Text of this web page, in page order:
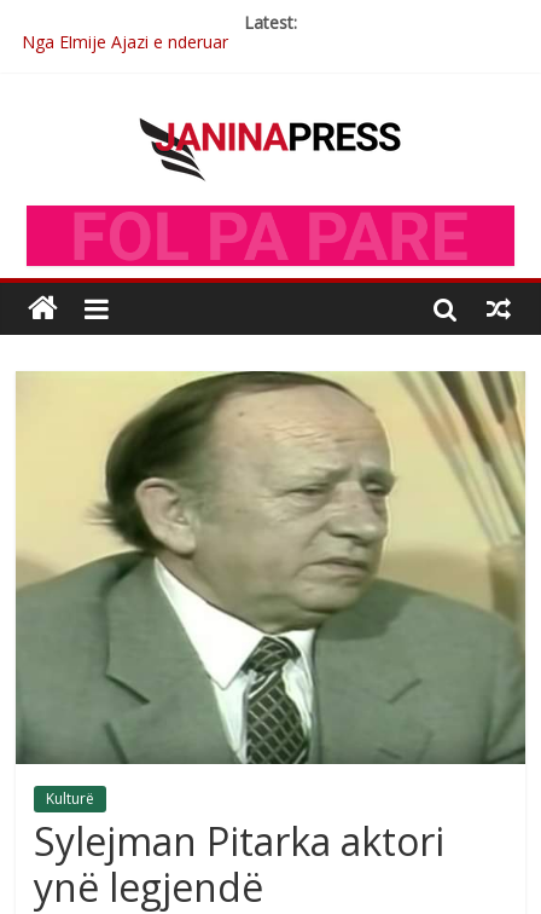
Latest:
Nga Elmije Ajazi e nderuar
Brahim Çekaj njē veprimtar i respektuar i çeshtjës kombëtare
Çlirimtari Agron Gërvalla me takime pune në atdhe të shoqerisë
Kulturë
Sylejman Pitarka aktori
ynë legjendë